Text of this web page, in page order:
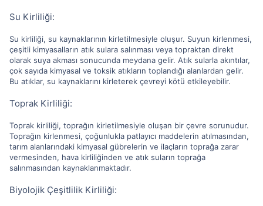
Su Kirliliği:
Su kirliliği, su kaynaklarının kirletilmesiyle oluşur. Suyun kirlenmesi,
çeşitli kimyasalların atık sulara salınması veya topraktan direkt
olarak suya akması sonucunda meydana gelir. Atık sularla akıntılar,
çok sayıda kimyasal ve toksik atıkların toplandığı alanlardan gelir.
Bu atıklar, su kaynaklarını kirleterek çevreyi kötü etkileyebilir.
Toprak Kirliliği:
Toprak kirliliği, toprağın kirletilmesiyle oluşan bir çevre sorunudur.
Toprağın kirlenmesi, çoğunlukla patlayıcı maddelerin atılmasından,
tarım alanlarındaki kimyasal gübrelerin ve ilaçların toprağa zarar
vermesinden, hava kirliliğinden ve atık suların toprağa
salınmasından kaynaklanmaktadır.
Biyolojik Çeşitlilik Kirliliği: